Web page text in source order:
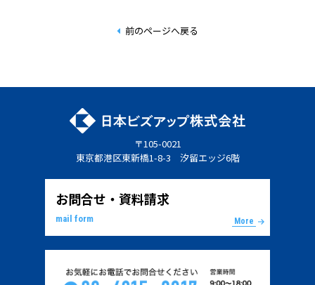
前のページへ戻る
〒105-0021
東京都港区東新橋1-8-3 汐留エッジ6階
お問合せ・資料請求
mail form More